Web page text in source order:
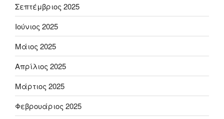
Σεπτέμβριος 2025
Ιούνιος 2025
Μάιος 2025
Απρίλιος 2025
Μάρτιος 2025
Φεβρουάριος 2025